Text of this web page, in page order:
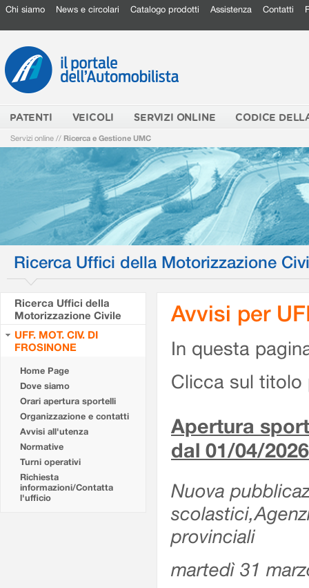
Chi siamo News e circolari Catalogo prodotti Assistenza Contatti
PATENTI VEICOLI SERVIZI ONLINE CODICE
Servizi online // Ricerca e Gestione UMC
Ricerca Uffici della Motorizzazione
Ricerca Uffici della
Motorizzazione Civile
UFF. MOT. CIV. DI
FROSINONE
Home Page
Dove siamo
Orari apertura sportelli
Organizzazione e contatti
Avvisi all'utenza
Normative
Turni operativi
Richiesta
informazioni/Contatta
l'ufficio
Avvisi per
In questa
Clicca sul titolo
Apertura
dal 01/04/2026
Nuova
provinciali
martedì 31